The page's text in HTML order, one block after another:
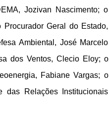
Jozivan Nascimento; o
Geral do Estado,
Ambiental, José Marcelo
dos Ventos, Clecio Eloy; o
Fabiane Vargas; o
das Relações Institucionais